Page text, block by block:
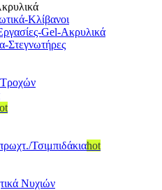
Κλίβανοι
Gel-Ακρυλικά
Στεγνωτήρες
Τσιμπιδάκιαhot
Νυχιών